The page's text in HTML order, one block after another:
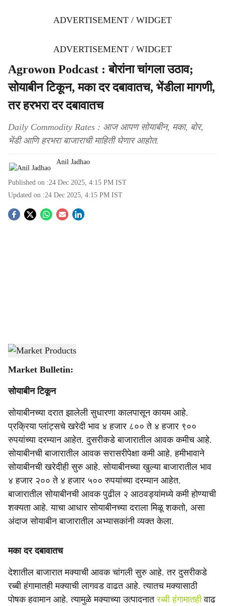
ADVERTISEMENT / WIDGET
ADVERTISEMENT / WIDGET
Agrowon Podcast : बोरांना चांगला उठाव;
सोयाबीन टिकून, मका दर दबावातच, भेंडीला मागणी,
तर हरभरा दर दबावातच
Daily Commodity Rates : आज आपण सोयाबीन, मका, बोर,
भेंडी आणि हरभरा बाजाराची माहिती घेणार आहोत.
Anil Jadhao
Published on :24 Dec 2025, 4:15 PM IST
Updated on :24 Dec 2025, 4:15 PM IST
S
r
e
Market Products-Agrowon
Market Bulletin:
सोयाबीन टिकून
सोयाबीनच्या दरात झालेली सुधारणा कालपासून कायम आहे.
प्रक्रिया प्लांट्सचे खरेदी भाव ४ हजार ८०० ते ४ हजार ९००
रुपयांच्या दरम्यान आहेत. दुसरीकडे बाजारातील आवक कमीच आहे.
सोयाबीनची बाजारातील आवक सरासरीपेक्षा कमी आहे. हमीभावाने
सोयाबीनची खरेदीही सुरु आहे. सोयाबीनच्या खुल्या बाजारातील भाव
४ हजार २०० ते ४ हजार ५०० रुपयांच्या दरम्यान आहेत.
बाजारातील सोयाबीनची आवक पुढील २ आठवड्यांमध्ये कमी होण्याची
शक्यता आहे. याचा आधार सोयाबीनच्या दराला मिळू शकतो, असा
अंदाज सोयाबीन बाजारातील अभ्यासकांनी व्यक्त केला.
मका दर दबावातच
देशातील बाजारात मक्याची आवक चांगली सुरु आहे. तर दुसरीकडे
रब्बी हंगामातही मक्याची लागवड वाढत आहे. त्यातच मक्यासाठी
पोषक हवामान आहे. त्यामुळे मक्याच्या उत्पादनातरब्बी हंगामातहीवाढ